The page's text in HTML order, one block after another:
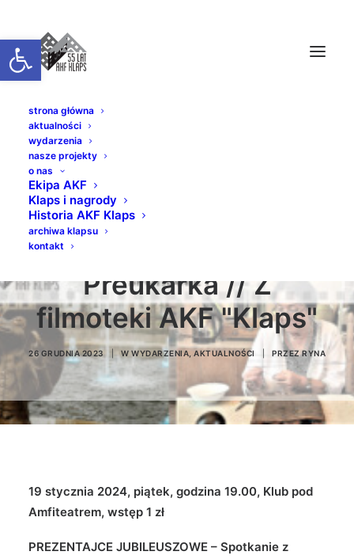
Otwórz pasek narzędzi
strona główna
aktualności
wydarzenia
nasze projekty
o nas
Ekipa AKF
Klaps i nagrody
Historia AKF Klaps
archiwa klapsu
kontakt
PREZENTACJE
JUBILEUSZOWE //
Deszczowe miasto //
Preukarka // Z
filmoteki AKF "Klaps"
26 GRUDNIA 2023 W WYDARZENIA AKTUALNOŚCI PRZEZRYNA
19 stycznia 2024, piątek, godzina 19.00, Klub pod
Amfiteatrem, wstęp 1 zł
PREZENTAJCE JUBILEUSZOWE – Spotkanie z